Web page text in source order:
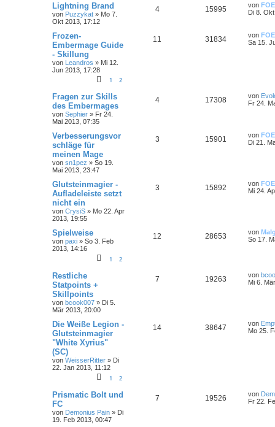
Lightning Brand
von Puzzykat » Mo 7.
Okt 2013, 17:12
4 15995 von FOE
Di 8.
Frozen-
Embermage Guide
- Skillung
von Leandros » Mi 12.
Jun 2013, 17:28
1 2
11 31834 von FOE
Sa 15.
Fragen zur Skills
des Embermages
von Sephier » Fr 24.
Mai 2013, 07:35
4 17308 von
Fr 24.
Verbesserungsvor
schläge für
meinen Mage
von sn1pez » So 19.
Mai 2013, 23:47
3 15901 von FOE
Di 21.
Glutsteinmagier -
Aufladeleiste setzt
nicht ein
von CrysiS » Mo 22. Apr
2013, 19:55
3 15892 von FOE
Mi 24.
Spielweise
von paxi » So 3. Feb
2013, 14:16
1 2
12 28653 von
So 17.
Restliche
Statpoints +
Skillpoints
von bcook007 » Di 5.
Mär 2013, 20:00
7 19263 von
Mi 6.
Die Weiße Legion -
Glutsteinmagier
"White Xyrius"
(SC)
von WeisserRitter » Di
22. Jan 2013, 11:12
1 2
14 38647 von
Mo 25.
Prismatic Bolt und
FC
von Demonius Pain » Di
19. Feb 2013, 00:47
7 19526 von
Fr 22.